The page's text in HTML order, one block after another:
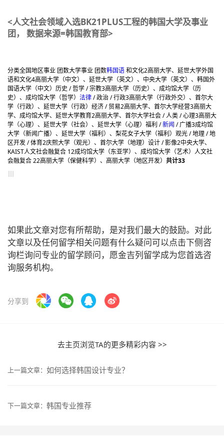
<人文社会领域入选BK21PLUS工程的韩国大学及事业
团， 数据来源=韩国教育部>
分类全国地区事业 团数大学事业 团数韩国语和文化2高丽大学、延世大学外国
语和文化4高丽大学（中文）、延世大学（英文）、中央大学（英文）、韩国外
国语大学（中文） 历史 / 哲学 / 宗教3高丽大学（历史）、成均馆大学（历
史）、成均馆大学（哲学） 法律/ 政治 / 行政3高丽大学（行政外交）、首尔大
学（行政）、延世大学（行政） 经济 / 贸易2高丽大学、首尔大学经营3高丽大
学、成均馆大学、延世大学教育2高丽大学、首尔大学社会 / 人类 / 心理3高丽大
学（心理）、延世大学（社会）、延世大学（心理） 福利 /新闻 / 广播3成均馆
大学（新闻广播）、延世大学（福利）、梨花女子大学（福利） 观光 / 地理 / 地
区开发 / 体育2庆熙大学（观光）、首尔大学（地理） 设计 / 影像2中央大学、
KAIST人文社会融复合 12成均馆大学（东亚学）、成均馆大学（艺术） 人文社
会融复合 22高丽大学（保健科学）、高丽大学（地区开发） 共计33
如果此文章对您有所帮助，是对我们最大的鼓励。对此
文章以及任何留学相关问题有什么疑问可以点击下侧咨
询栏询问专业的留学顾问，愿金吉列留学成为您首选咨
询服务机构。
分享到
去主页浏览TA的更多精彩内容 >>
上一篇文章： 如何选择韩国设计专业？
下一篇文章： 韩国专业推荐